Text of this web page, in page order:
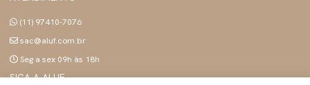
(11) 97410-7076
sac@aluf.com.br
Seg a sex 09h às 18h
SIGA A ALUF